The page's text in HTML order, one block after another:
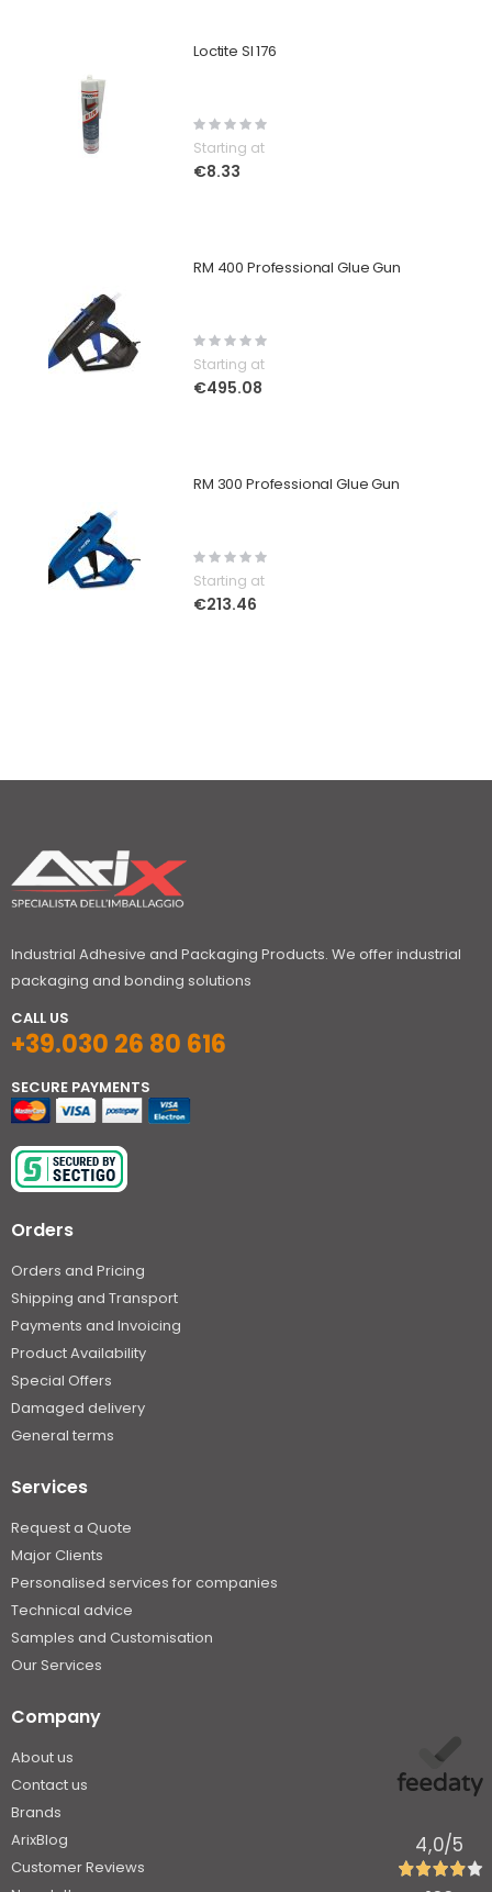
Loctite SI 176
Rating:
0%
Starting at
€8.33
RM 400 Professional Glue Gun
Rating:
0%
Starting at
€495.08
RM 300 Professional Glue Gun
Rating:
0%
Starting at
€213.46
Industrial Adhesive and Packaging Products. We offer industrial
packaging and bonding solutions
CALL US
+39.030 26 80 616
SECURE PAYMENTS
Orders
Orders and Pricing
Shipping and Transport
Payments and Invoicing
Product Availability
Special Offers
Damaged delivery
General terms
Services
Request a Quote
Major Clients
Personalised services for companies
Technical advice
Samples and Customisation
Our Services
Company
About us
Contact us
Brands
ArixBlog
Customer Reviews
4,0/5